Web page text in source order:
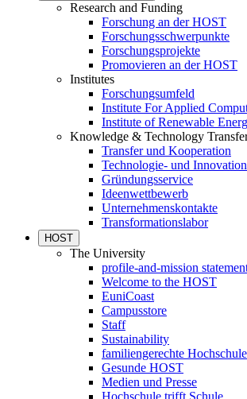
Research and Funding
Forschung an der HOST
Forschungsschwerpunkte
Forschungsprojekte
Promovieren an der HOST
Institutes
Forschungsumfeld
Institute For Applied
Institute of Renewable
Knowledge & Technology
Transfer und Kooperation
Technologie- und
Gründungsservice
Ideenwettbewerb
Unternehmenskontakte
Transformationslabor
HOST
The University
profile-and-mission
Welcome to the HOST
EuniCoast
Campusstore
Staff
Sustainability
familiengerechte Hochschule
Gesunde HOST
Medien und Presse